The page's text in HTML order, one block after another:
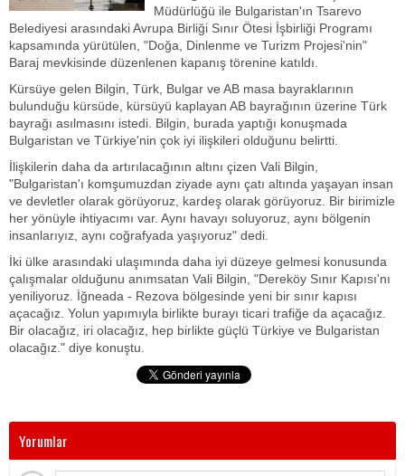
Müdürlüğü ile Bulgaristan'ın Tsarevo
Belediyesi arasındaki Avrupa Birliği Sınır Ötesi İşbirliği Programı
kapsamında yürütülen, "Doğa, Dinlenme ve Turizm Projesi'nin"
Baraj mevkisinde düzenlenen kapanış törenine katıldı.
Kürsüye gelen Bilgin, Türk, Bulgar ve AB masa bayraklarının
bulunduğu kürsüde, kürsüyü kaplayan AB bayrağının üzerine Türk
bayrağı asılmasını istedi. Bilgin, burada yaptığı konuşmada
Bulgaristan ve Türkiye'nin çok iyi ilişkileri olduğunu belirtti.
İlişkilerin daha da artırılacağının altını çizen Vali Bilgin,
"Bulgaristan'ı komşumuzdan ziyade aynı çatı altında yaşayan insan
ve devletler olarak görüyoruz, kardeş olarak görüyoruz. Bir birimizle
her yönüyle ihtiyacımı var. Aynı havayı soluyoruz, aynı bölgenin
insanlarıyız, aynı coğrafyada yaşıyoruz" dedi.
İki ülke arasındaki ulaşımında daha iyi düzeye gelmesi konusunda
çalışmalar olduğunu anımsatan Vali Bilgin, "Dereköy Sınır Kapısı'nı
yeniliyoruz. İğneada - Rezova bölgesinde yeni bir sınır kapısı
açacağız. Yolun yapımıyla birlikte burayı ticari trafiğe da açacağız.
Bir olacağız, iri olacağız, hep birlikte güçlü Türkiye ve Bulgaristan
olacağız." diye konuştu.
Yorumlar